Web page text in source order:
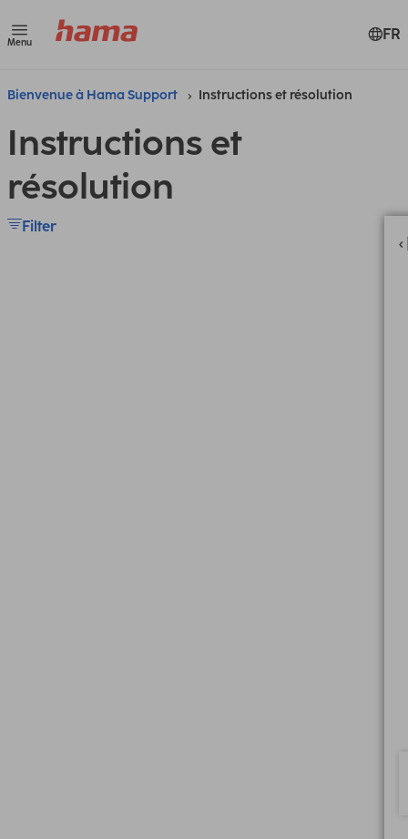
Menu FR
Bienvenue à Hama Support Instructions et résolution
Instructions et
résolution
Filter